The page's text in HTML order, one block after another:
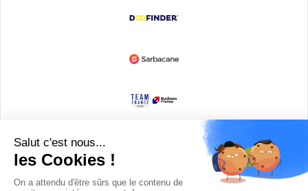
Devenir partenaire